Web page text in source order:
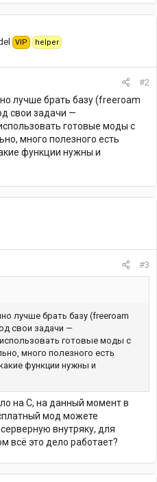
VIP helper
#2
лучше брать базу (freeroam
свои задачи —
готовые моды с
много полезного есть
функции нужны и
#3
лучше брать базу (freeroam
свои задачи —
готовые моды с
много полезного есть
функции нужны и
на С, на данный момент в
мод можете
внутряку, для
всё это дело работает?